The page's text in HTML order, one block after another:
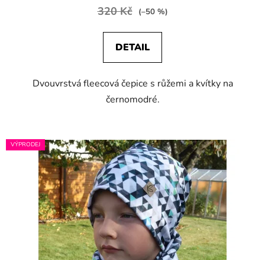
320 Kč (–50 %)
DETAIL
Dvouvrstvá fleecová čepice s růžemi a kvítky na
černomodré.
VÝPRODEJ